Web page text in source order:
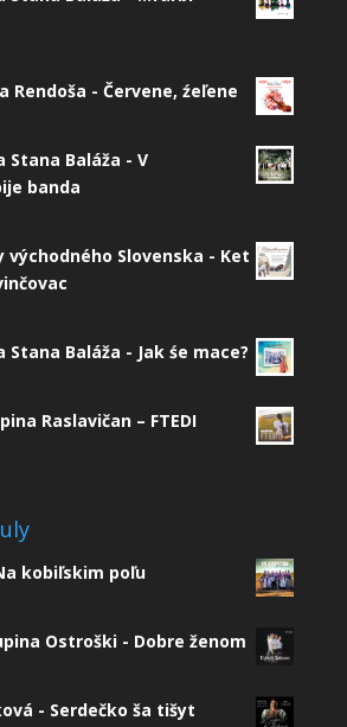
Rendoša - Červene, źeľene
Stana Baláža - V
banda
východného Slovenska - Ket
Stana Baláža - Jak śe mace?
Raslavičan – FTEDI
kobiľskim poľu
Ostroški - Dobre ženom
- Serdečko ša tišyt